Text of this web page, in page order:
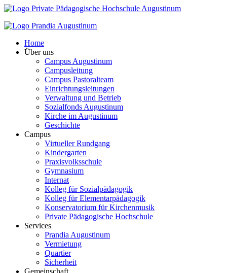
Home
Über uns
Campus Augustinum
Campusleitung
Campus Pastoralteam
Einrichtungsleitungen
Verwaltung und Betrieb
Sozialfonds Augustinum
Kirche im Augustinum
Geschichte
Campus
Virtueller Rundgang
Kindergarten
Praxisvolksschule
Gymnasium
Internat
Kolleg für Sozialpädagogik
Kolleg für Elementarpädagogik
Konservatorium für Kirchenmusik
Private Pädagogische Hochschule
Services
Prandia Augustinum
Vermietung
Quartier
Sicherheit
Gemeinschaft